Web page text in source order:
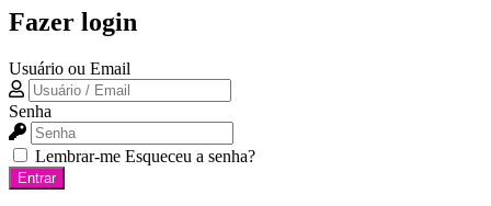
Fazer login
Usuário ou Email
Senha
Lembrar-me Esqueceu a senha?
Entrar